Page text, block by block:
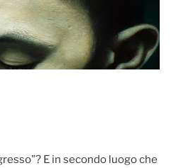
E in secondo luogo che